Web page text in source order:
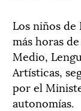
Los niños
más horas
Medio,
Artísticas,
por el
autonomías.